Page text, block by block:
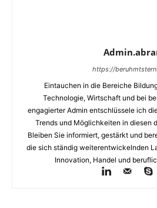
https://
Eintauchen in die Bereiche
Technologie, Wirtschaft und bei
engagierter Admin entschlüssele ich
Trends und Möglichkeiten in diesen
Bleiben Sie informiert, gestärkt und
die sich ständig weiterentwickelnden
Innovation, Handel und